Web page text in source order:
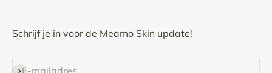
Schrijf je in voor de Meamo Skin update!
Abonneren